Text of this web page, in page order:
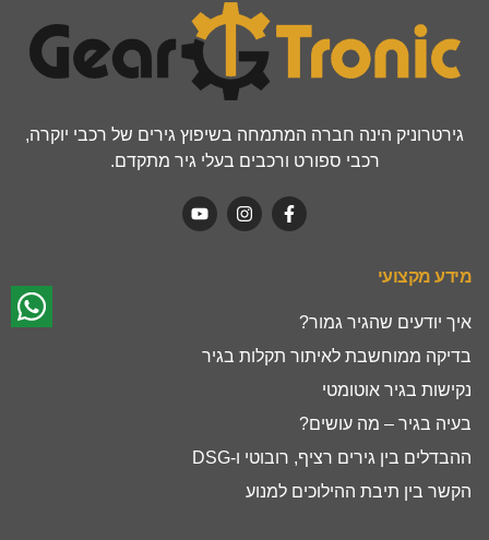
גירטרוניק הינה חברה המתמחה בשיפוץ גירים של רכבי יוקרה,
רכבי ספורט ורכבים בעלי גיר מתקדם.
מידע מקצועי
איך יודעים שהגיר גמור?
בדיקה ממוחשבת לאיתור תקלות בגיר
נקישות בגיר אוטומטי
בעיה בגיר – מה עושים?
ההבדלים בין גירים רציף, רובוטי ו-DSG
הקשר בין תיבת ההילוכים למנוע